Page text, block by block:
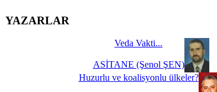
YAZARLAR
Veda Vakti...
ASİTANE (Şenol ŞEN)
Huzurlu ve koalisyonlu ülkeler?